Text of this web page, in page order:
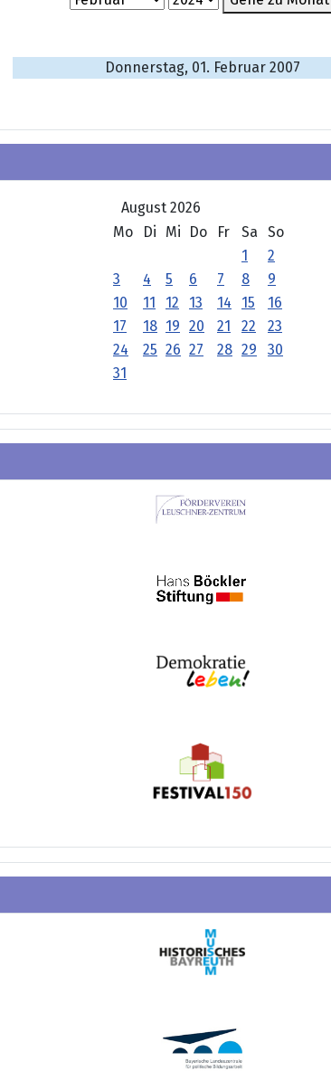
Donnerstag, 01. Februar 2007
August 2026
Mo
Di Mi Do Fr Sa
So
1
2
3
4 5 6 7 8
9
10
11 12 13 14 15
16
17
18 19 20 21 22
23
24
25 26 27 28 29
30
31